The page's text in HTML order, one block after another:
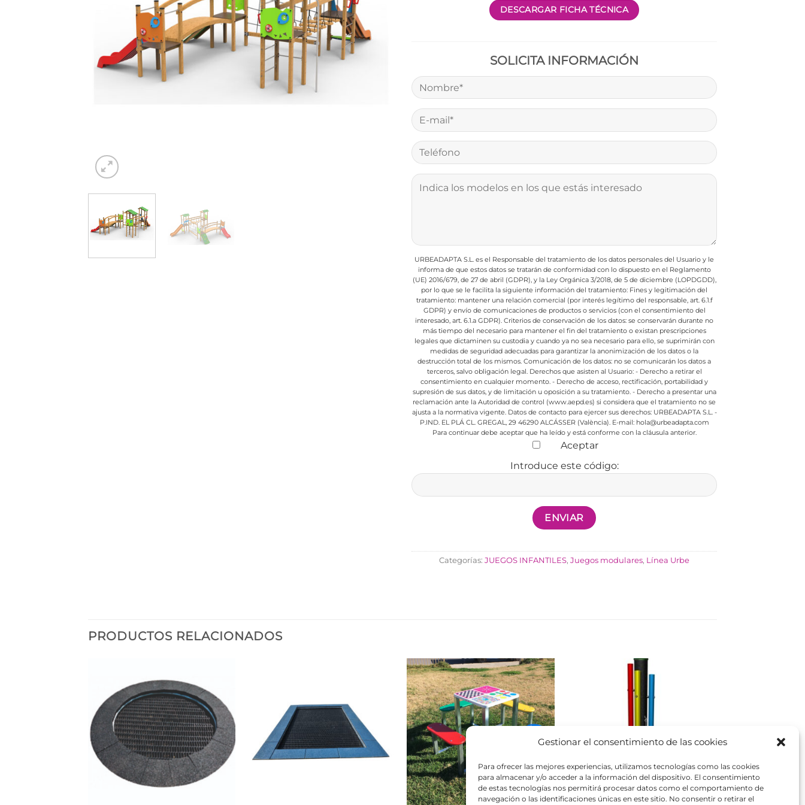
Gestionar el consentimiento de las cookies
Para ofrecer las mejores experiencias, utilizamos tecnologías como las cookies
para almacenar y/o acceder a la información del dispositivo. El consentimiento
de estas tecnologías nos permitirá procesar datos como el comportamiento de
navegación o las identificaciones únicas en este sitio. No consentir o retirar el
DESCARGAR FICHA TÉCNICA
SOLICITA INFORMACIÓN
URBEADAPTA S.L. es el Responsable del tratamiento de los datos personales del Usuario y le
informa de que estos datos se tratarán de conformidad con lo dispuesto en el Reglamento
(UE) 2016/679, de 27 de abril (GDPR), y la Ley Orgánica 3/2018, de 5 de diciembre (LOPDGDD),
por lo que se le facilita la siguiente información del tratamiento: Fines y legitimación del
tratamiento: mantener una relación comercial (por interés legítimo del responsable, art. 6.1.f
GDPR) y envío de comunicaciones de productos o servicios (con el consentimiento del
interesado, art. 6.1.a GDPR). Criterios de conservación de los datos: se conservarán durante no
más tiempo del necesario para mantener el fin del tratamiento o existan prescripciones
legales que dictaminen su custodia y cuando ya no sea necesario para ello, se suprimirán con
medidas de seguridad adecuadas para garantizar la anonimización de los datos o la
destrucción total de los mismos. Comunicación de los datos: no se comunicarán los datos a
terceros, salvo obligación legal.Derechos que asisten al Usuario:- Derecho a retirar el
consentimiento en cualquier momento. - Derecho de acceso, rectificación, portabilidad y
supresión de sus datos, y de limitación u oposición a su tratamiento.- Derecho a presentar una
reclamación ante la Autoridad de control (www.aepd.es) si considera que el tratamiento no se
ajusta a la normativa vigente.Datos de contacto para ejercer sus derechos:URBEADAPTA S.L. -
P.IND. EL PLÁ CL. GREGAL, 29 46290 ALCÁSSER (València). E-mail: hola@urbeadapta.com
Para continuar debe aceptar que ha leído y está conforme con la cláusula anterior.
Aceptar
Introduce este código:
Categorías: JUEGOS INFANTILES, Juegos modulares, Línea Urbe
PRODUCTOS RELACIONADOS